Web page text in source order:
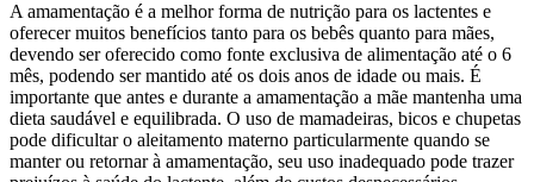
A amamentação é a melhor forma de nutrição para os lactentes e
oferecer muitos benefícios tanto para os bebês quanto para mães,
devendo ser oferecido como fonte exclusiva de alimentação até o 6
mês, podendo ser mantido até os dois anos de idade ou mais. É
importante que antes e durante a amamentação a mãe mantenha uma
dieta saudável e equilibrada. O uso de mamadeiras, bicos e chupetas
pode dificultar o aleitamento materno particularmente quando se
manter ou retornar à amamentação, seu uso inadequado pode trazer